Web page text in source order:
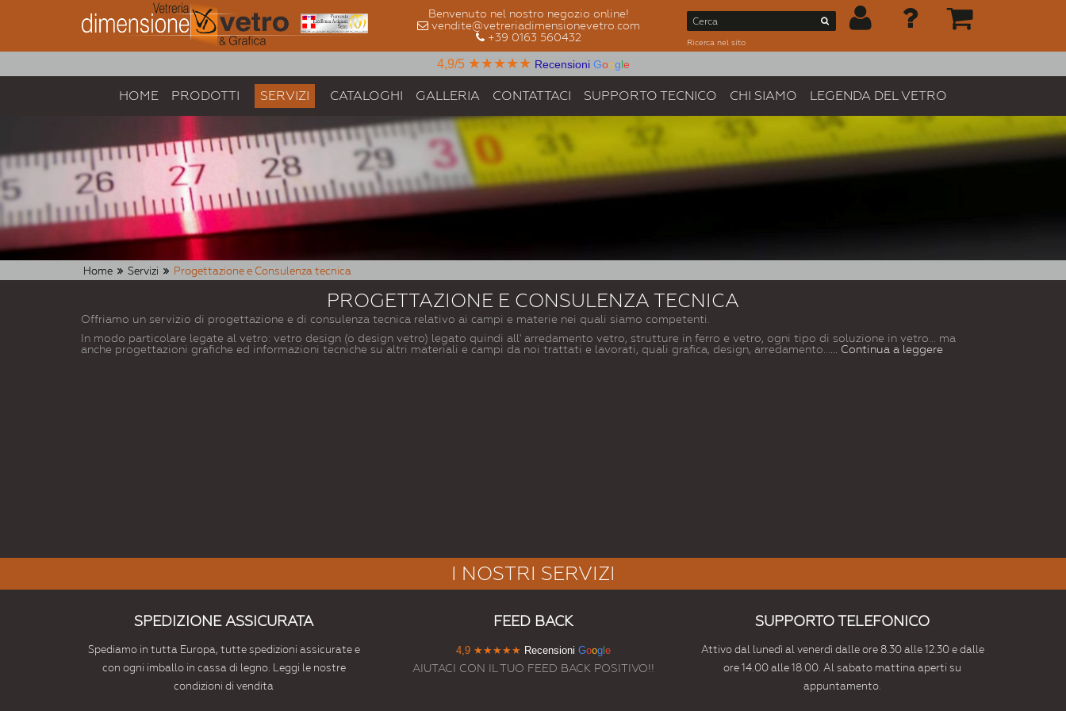
Benvenuto nel nostro negozio online!
vendite@vetreriadimensionevetro.com
+39 0163 560432
Ricerca nel sito
4,9/5 ★★★★★ Recensioni Google
HOME PRODOTTI SERVIZI CATALOGHI GALLERIA CONTATTACI SUPPORTO TECNICO CHI SIAMO LEGENDA DEL VETRO
Home Servizi Progettazione e Consulenza tecnica
PROGETTAZIONE E CONSULENZA TECNICA
Offriamo un servizio di progettazione e di consulenza tecnica relativo ai campi e materie nei quali siamo competenti.
In modo particolare legate al vetro: vetro design (o design vetro) legato quindi all' arredamento vetro, strutture in ferro e vetro, ogni tipo di soluzione in vetro... ma
anche progettazioni grafiche ed informazioni tecniche su altri materiali e campi da noi trattati e lavorati, quali grafica, design, arredamento...
... Continua a leggere
I NOSTRI SERVIZI
SPEDIZIONE ASSICURATA
Spediamo in tutta Europa, tutte spedizioni assicurate e
con ogni imballo in cassa di legno. Leggi le nostre
condizioni di vendita
FEED BACK
4,9 ★★★★★ Recensioni Google
AIUTACI CON IL TUO FEED BACK POSITIVO!!
SUPPORTO TELEFONICO
Attivo dal lunedì al venerdì dalle ore 8.30 alle 12.30 e dalle
ore 14.00 alle 18.00. Al sabato mattina aperti su
appuntamento.